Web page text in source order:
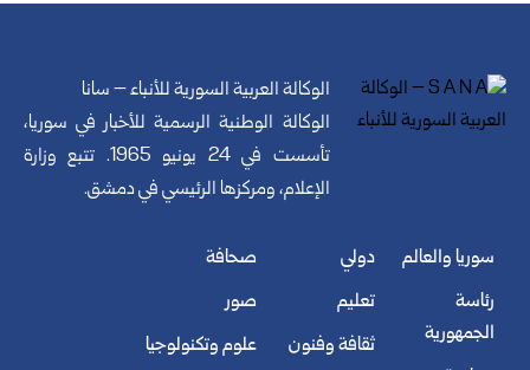
الوكالة العربية السورية للأنباء – سانا
الوكالة الوطنية الرسمية للأخبار في سوريا،
تأسست في 24 يونيو 1965. تتبع وزارة
الإعلام، ومركزها الرئيسي في دمشق.
سوريا والعالم
رئاسة
الجمهورية
دولي
تعليم
ثقافة وفنون
صحافة
صور
علوم وتكنولوجيا